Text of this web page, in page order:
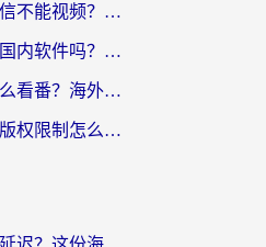
迪拜网络为什么微信不能视频？海外党必看的回国加速全攻略
在国外能正常使用国内软件吗？海外党亲测有效的无缝访问指南
哔哩哔哩在国外怎么看番？海外党追剧看片的终极解决方案
在国外想看爱奇艺版权限制怎么办？海外华人必看的追剧自由指南